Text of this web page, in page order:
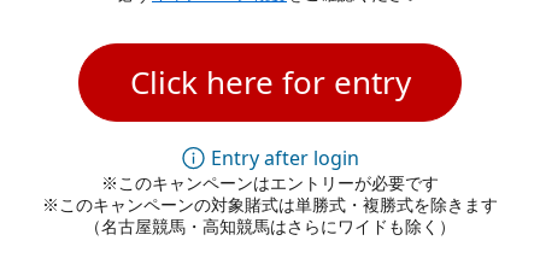
Click here for entry
Entry after login
※このキャンペーンはエントリーが必要です
※このキャンペーンの対象賭式は単勝式・複勝式を除きます
（名古屋競馬・高知競馬はさらにワイドも除く）